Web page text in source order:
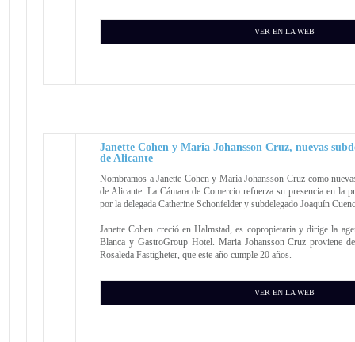
VER EN LA WEB
Janette Cohen y Maria Johansson Cruz, nuevas
de Alicante
Nombramos a Janette Cohen y Maria Johansson Cruz como
de Alicante. La Cámara de Comercio refuerza su presencia en la
por la delegada Catherine Schonfelder y subdelegado Joaquín
Janette Cohen creció en Halmstad, es copropietaria y dirige la
Blanca y GastroGroup Hotel. Maria Johansson Cruz proviene
Rosaleda Fastigheter, que este año cumple 20 años.
VER EN LA WEB